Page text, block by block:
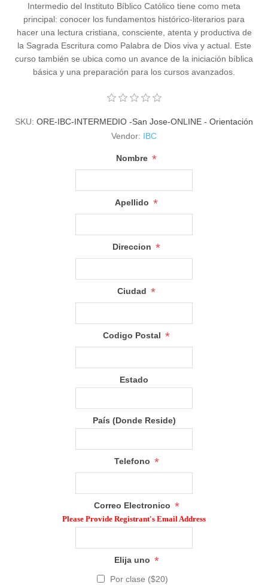
Intermedio del Instituto Bíblico Católico tiene como meta
principal: conocer los fundamentos histórico-literarios para
hacer una lectura cristiana, consciente, atenta y productiva de
la Sagrada Escritura como Palabra de Dios viva y actual. Este
curso también se ubica como un avance de la iniciación bíblica
básica y una preparación para los cursos avanzados.
SKU: ORE-IBC-INTERMEDIO -San Jose-ONLINE - Orientación
Vendor: IBC
Nombre *
Apellido *
Direccion *
Ciudad *
Codigo Postal *
Estado
País (Donde Reside)
Telefono *
Correo Electronico *
Please Provide Registrant's Email Address
Elija uno *
Por clase ($20)